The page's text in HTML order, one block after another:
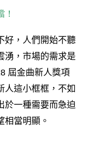
好，人們開始不聽
湧，市場的需求是
屆金曲新人獎項
人這小框框，不如
於一種需要而急迫
相當明顯。